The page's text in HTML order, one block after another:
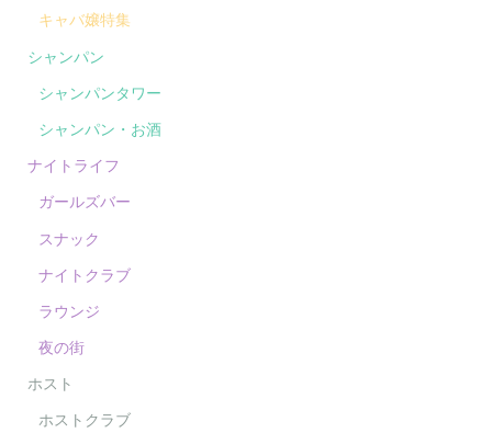
キャバ嬢特集
シャンパン
シャンパンタワー
シャンパン・お酒
ナイトライフ
ガールズバー
スナック
ナイトクラブ
ラウンジ
夜の街
ホスト
ホストクラブ